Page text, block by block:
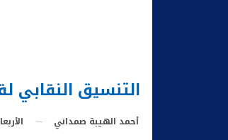
التنسيق النقابي
أحمد الهيبة صمداني الأربعاء 25 ديسمبر